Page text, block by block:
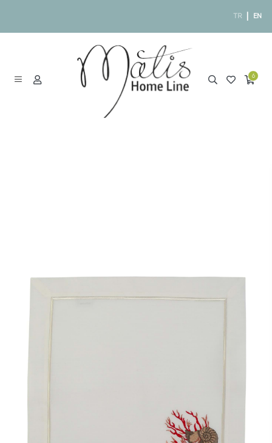
TR EN
6